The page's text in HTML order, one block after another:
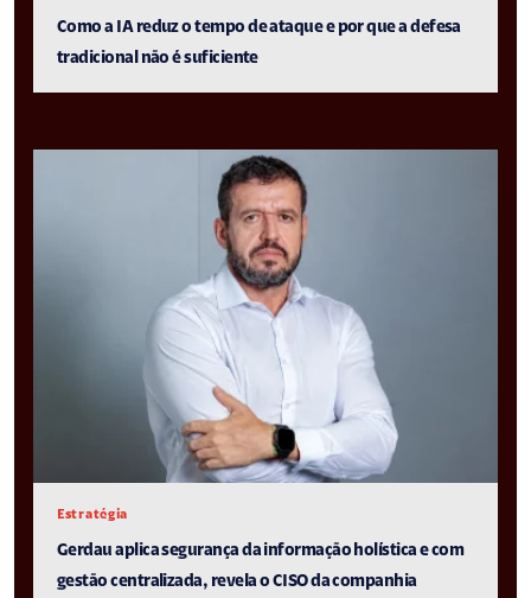
Como a IA reduz o tempo de ataque e por que a defesa
tradicional não é suficiente
Estratégia
Gerdau aplica segurança da informação holística e com
gestão centralizada, revela o CISO da companhia